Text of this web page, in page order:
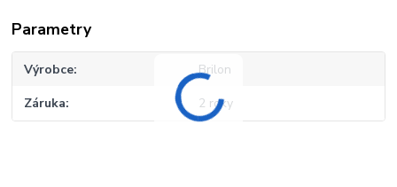
Parametry
Výrobce Brilon
Záruka 2 roky